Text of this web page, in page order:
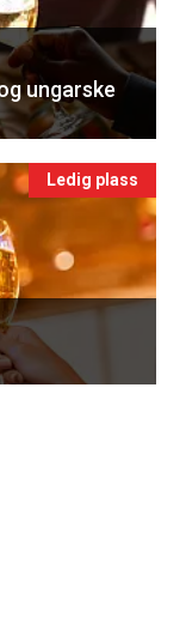
ungarske
Ledig plass